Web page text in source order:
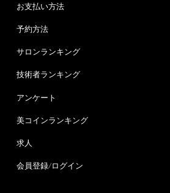
お支払い方法
予約方法
サロンランキング
技術者ランキング
アンケート
美コインランキング
求人
会員登録/ログイン